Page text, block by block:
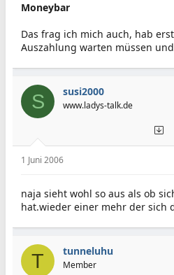
Moneybar
Das frag ich mich auch, hab
Auszahlung warten müssen
S susi2000
www.ladys-talk.de
1 Juni 2006
naja sieht wohl so aus als ob
hat.wieder einer mehr der sich
T tunneluhu
Member